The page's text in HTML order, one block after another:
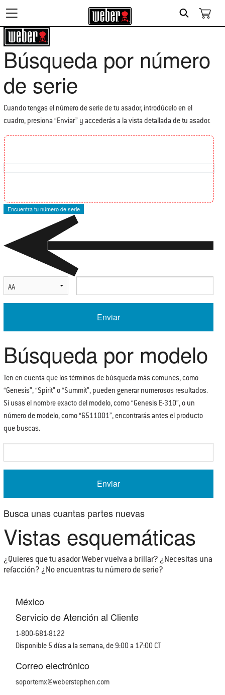
Search
Búsqueda por número
de serie
Cuando tengas el número de serie de tu asador, introdúcelo en el
cuadro, presiona “Enviar” y accederás a la vista detallada de tu asador.
Find the location of your Serial Number
Encuentra tu número de serie
Búsqueda por modelo
Ten en cuenta que los términos de búsqueda más comunes, como
“Genesis”, “Spirit” o “Summit”, pueden generar numerosos resultados.
Si usas el nombre exacto del modelo, como “Genesis E-310”, o un
número de modelo, como “6511001”, encontrarás antes el producto
que buscas.
Busca unas cuantas partes nuevas
Vistas esquemáticas
¿Quieres que tu asador Weber vuelva a brillar? ¿Necesitas una
refacción? ¿No encuentras tu número de serie?
México
Servicio de Atención al Cliente
1-800-681-8122
Disponible 5 días a la semana, de 9:00 a 17:00 CT
Correo electrónico
soportemx@weberstephen.com